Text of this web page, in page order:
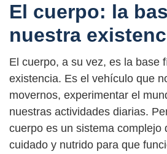
El cuerpo: la
nuestra
El cuerpo, a su vez, es la base
existencia. Es el vehículo que
movernos, experimentar el
nuestras actividades diarias.
cuerpo es un sistema complejo
cuidado y nutrido para que